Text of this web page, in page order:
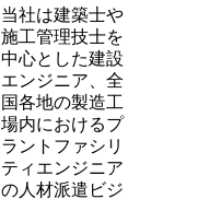
当社は建築士や
施工管理技士を
中心とした建設
エンジニア、全
国各地の製造工
場内におけるプ
ラントファシリ
ティエンジニア
の人材派遣ビジ